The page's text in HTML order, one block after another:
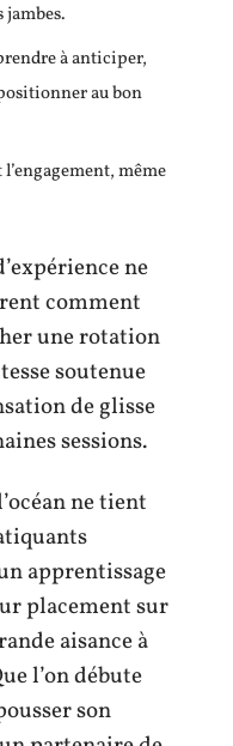
jambes.
à anticiper,
au bon
l’engagement, même
ne
comment
une rotation
soutenue
de glisse
sessions.
ne tient
apprentissage
placement sur
aisance à
l’on débute
son